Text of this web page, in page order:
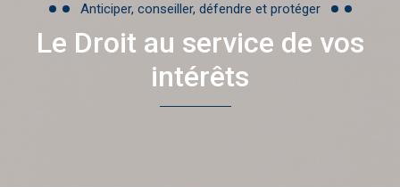
Anticiper, conseiller, défendre et protéger
Le Droit au service de vos
intérêts